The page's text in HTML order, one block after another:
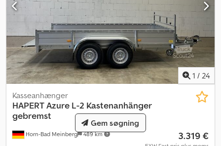
1 / 24
Horn-Bad Meinberg 489 km
Kasseanhænger
HAPERTAzure L-2 Kastenanhänger
gebremst
3.319 €
Gem søgning